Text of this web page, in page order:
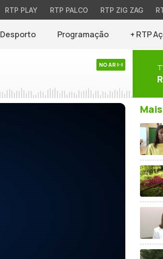
RTP PLAY RTP PALCO RTP ZIG ZAG
Desporto Programação + RTP
NO AR